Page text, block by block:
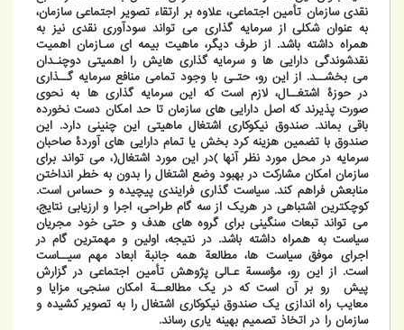
نقدی سازمان تأمین اجتماعی، علاوه بر ارتقاء تصویر اجتماعی سازمان،
به عنوان شکلی از سرمایه گذاری می تواند سودآوری نقدی نیز به
همراه داشته باشد. از طرف دیگر، ماهیت بیمه ای سـازمان اهمیت
نقدشوندگی دارایی ها و سرمایه گذاری هایش را اهمیتی دوچنـدان
می بخشــد. از این رو، حتـی با وجود تمامی منافع سرمایه گــذاری
در حوزۀ اشتغــال، لازم است که این سرمایه گذاری ها به نحوی
صورت پذیرند که اصل دارایی های سازمان تا حد امکان دست نخورده
باقی بماند. صندوق نیکوکاری اشتغال ماهیتی این چنینی دارد. این
صندوق با تضمین هزینه کرد بخش یا تمام دارایی های آوردۀ صاحبان
سرمایه در محل مورد نظر آنها )در این مورد اشتغال(، می تواند برای
سازمان امکان مشارکت در بهبود وضع اشتغال را بدون به خطر انداختن
منابعش فراهم کند. سیاست گذاری فرایندی پیچیده و حساس است.
کوچکترین اشتباهی در هریک از سه گام طراحی، اجرا و ارزیابی نتایج،
می تواند تبعات سنگینی برای گروه های هدف و حتی خود مجریان
سیاست به همراه داشته باشد. در نتیجه، اولین و مهمترین گام در
اجرای موفق سیاست ها، مطالعة همه جانبة ابعاد مهم سیــاست
است. از این رو، مؤسسة عـالی پژوهش تأمین اجتماعی در گزارش
پیش رو بر آن است که در یک مطالعــة امکان سنجی، مزایا و
معایب راه اندازی یک صندوق نیکوکاری اشتغال را به تصویر کشیده و
سازمان را در اتخاذ تصمیم بهینه یاری رساند.